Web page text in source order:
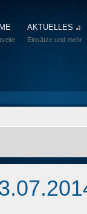
AKTUELLES
Einsätze und mehr